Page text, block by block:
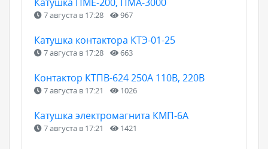
7 августа в 17:28 967
Катушка контактора КТЭ-01-25
7 августа в 17:28 663
Контактор КТПВ-624 250А 110В, 220В
7 августа в 17:21 1026
Катушка электромагнита КМП-6А
7 августа в 17:21 1421